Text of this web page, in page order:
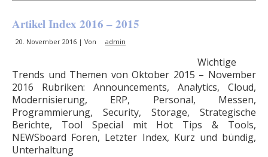
Artikel Index 2016 – 2015
20. November 2016 | Von admin
Wichtige
Trends und Themen von Oktober 2015 – November
2016 Rubriken: Announcements, Analytics, Cloud,
Modernisierung, ERP, Personal, Messen,
Programmierung, Security, Storage, Strategische
Berichte, Tool Special mit Hot Tips & Tools,
NEWSboard Foren, Letzter Index, Kurz und bündig,
Unterhaltung